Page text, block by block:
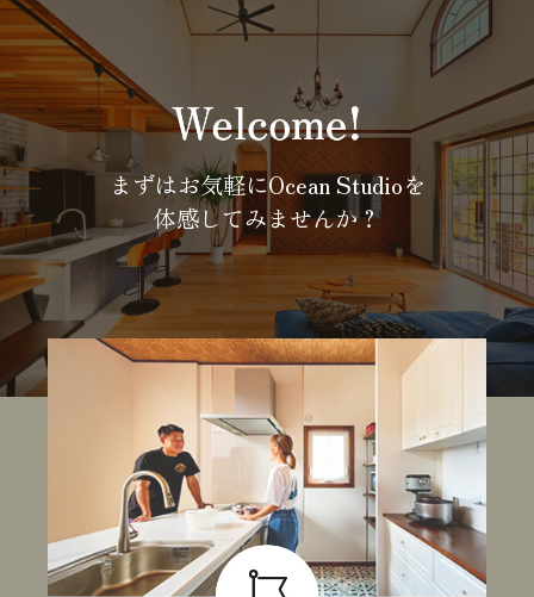
まずはお気軽にOcean Studioを
体感してみませんか？